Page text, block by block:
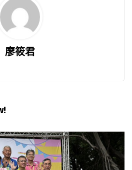
廖筱君